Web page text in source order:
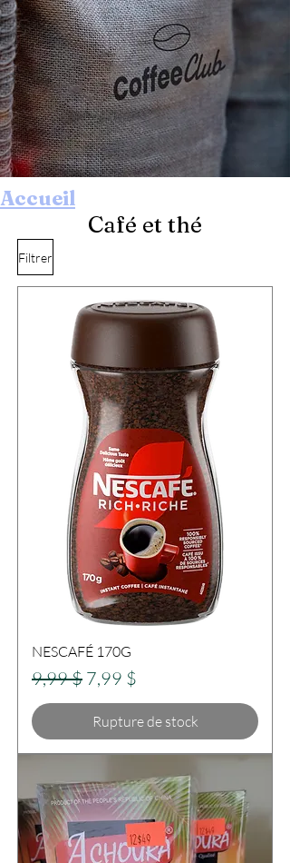
Accueil
Café et thé
Filtrer
NESCAFÉ 170G
Prix original
9,99 $ Prix promotionnel
7,99 $
Rupture de stock